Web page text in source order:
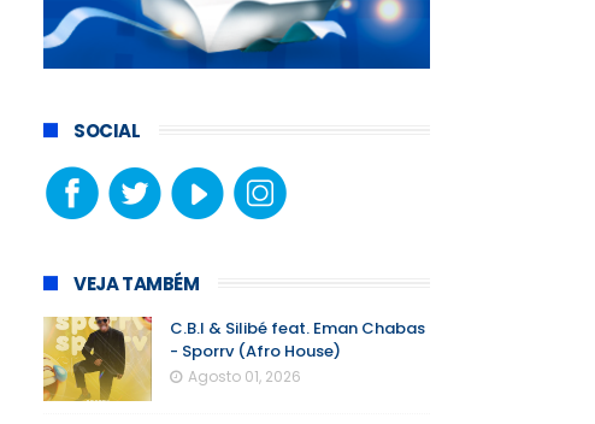
SOCIAL
VEJA TAMBÉM
C.B.I & Silibé feat. Eman Chabas
- Sporrv (Afro House)
Agosto 01, 2026